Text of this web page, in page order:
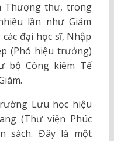
Thượng thư, trong
lần như Giám
đại học sĩ, Nhập
(Phó hiệu trưởng)
bộ Công kiêm Tế
Lưu học hiệu
(Thư viện Phúc
sách. Đây là một